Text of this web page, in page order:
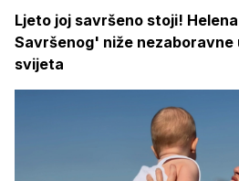
Ljeto joj savršeno stoji!
Savršenog' niže nezaboravne
svijeta